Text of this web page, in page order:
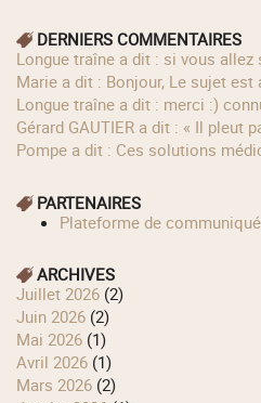
DERNIERS COMMENTAIRES
longue traîne a dit : si vous allez
Marie a dit : Bonjour, Le sujet
longue traîne a dit : merci :)
Gérard GAUTIER a dit : « Il pleut
Pompe a dit : Ces solutions
PARTENAIRES
Plateforme de
ARCHIVES
juillet 2026 (2)
juin 2026 (2)
mai 2026 (1)
avril 2026 (1)
mars 2026 (2)